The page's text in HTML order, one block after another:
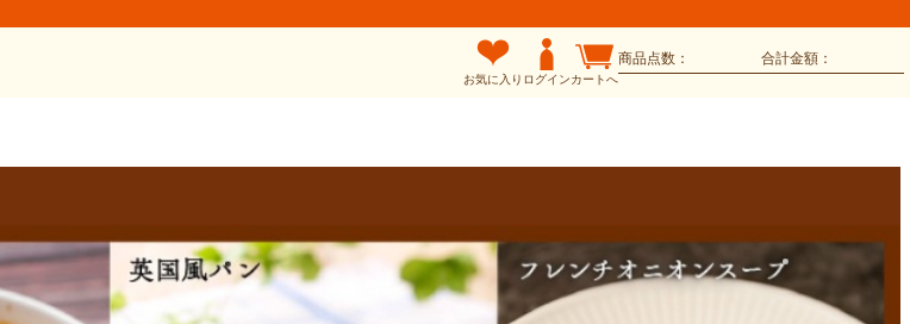
お気に入り ログインカートへ
商品点数： 合計金額：